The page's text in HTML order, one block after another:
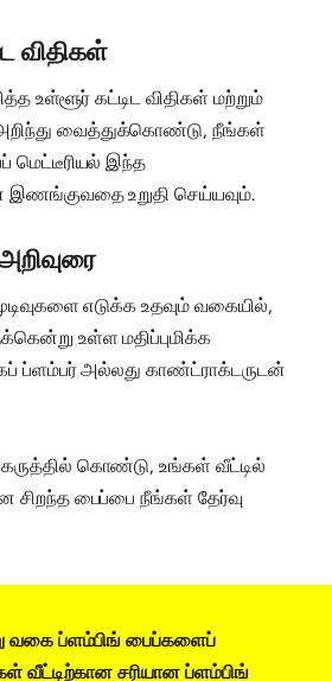
விதிகள்
உள்ளூர் கட்டிட விதிகள் மற்றும்
வைத்துக்கொண்டு, நீங்கள்
மெட்டீரியல் இந்த
இணங்குவதை உறுதி செய்யவும்.
எடுக்க உதவும் வகையில்,
உள்ள மதிப்புமிக்க
ப்ளம்பர் அல்லது காண்ட்ராக்டருடன்
கொண்டு, உங்கள் வீட்டில்
பைப்பை நீங்கள் தேர்வு
வகை ப்ளம்பிங் பைப்களைப்
வீட்டிற்கான சரியான ப்ளம்பிங்